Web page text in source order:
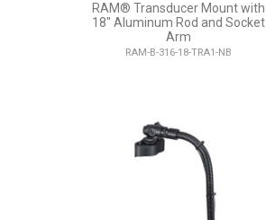
RAM® Transducer Mount with
18" Aluminum Rod and Socket
Arm
RAM-B-316-18-TRA1-NB